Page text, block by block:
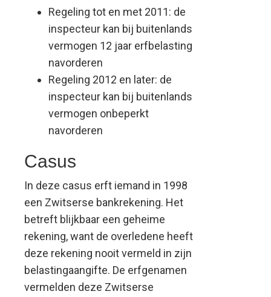
Regeling tot en met 2011: de
inspecteur kan bij buitenlands
vermogen 12 jaar erfbelasting
navorderen
Regeling 2012 en later: de
inspecteur kan bij buitenlands
vermogen onbeperkt
navorderen
Casus
In deze casus erft iemand in 1998
een Zwitserse bankrekening. Het
betreft blijkbaar een geheime
rekening, want de overledene heeft
deze rekening nooit vermeld in zijn
belastingaangifte. De erfgenamen
vermelden deze Zwitserse